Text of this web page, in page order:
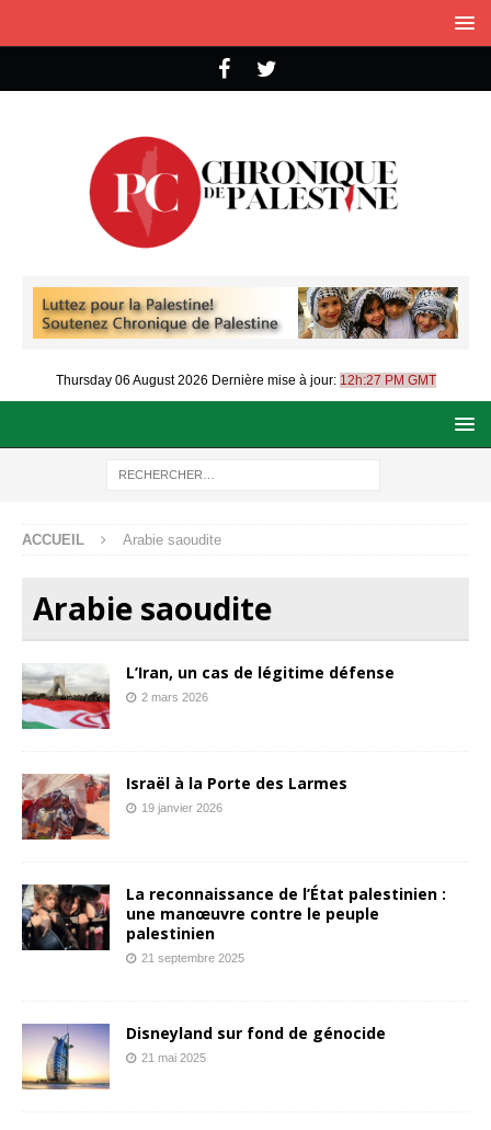
Thursday 06 August 2026 Dernière mise à jour: 12h:27 PM GMT
ACCUEIL Arabie saoudite
Arabie saoudite
L’Iran, un cas de légitime défense
2 mars 2026
Israël à la Porte des Larmes
19 janvier 2026
La reconnaissance de l’État palestinien :
une manœuvre contre le peuple
palestinien
21 septembre 2025
Disneyland sur fond de génocide
21 mai 2025